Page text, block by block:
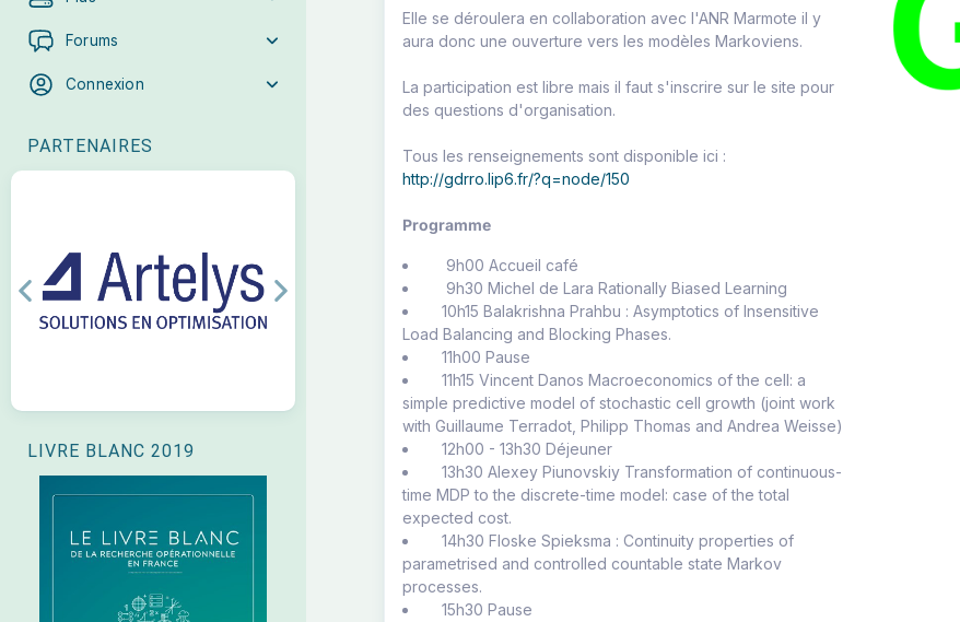
Forums
Connexion
PARTENAIRES
Previous Next
LIVRE BLANC 2019
Elle se déroulera en collaboration avec l'ANR Marmote il y
aura donc une ouverture vers les modèles Markoviens.
La participation est libre mais il faut s'inscrire sur le site pour
des questions d'organisation.
Tous les renseignements sont disponible ici :
http://gdrro.lip6.fr/?q=node/150
Programme
9h00 Accueil café
9h30 Michel de Lara Rationally Biased Learning
10h15 Balakrishna Prahbu : Asymptotics of Insensitive
Load Balancing and Blocking Phases.
11h00 Pause
11h15 Vincent Danos Macroeconomics of the cell: a
simple predictive model of stochastic cell growth (joint work
with Guillaume Terradot, Philipp Thomas and Andrea Weisse)
12h00 - 13h30 Déjeuner
13h30 Alexey Piunovskiy Transformation of continuous-
time MDP to the discrete-time model: case of the total
expected cost.
14h30 Floske Spieksma : Continuity properties of
parametrised and controlled countable state Markov
processes.
15h30 Pause